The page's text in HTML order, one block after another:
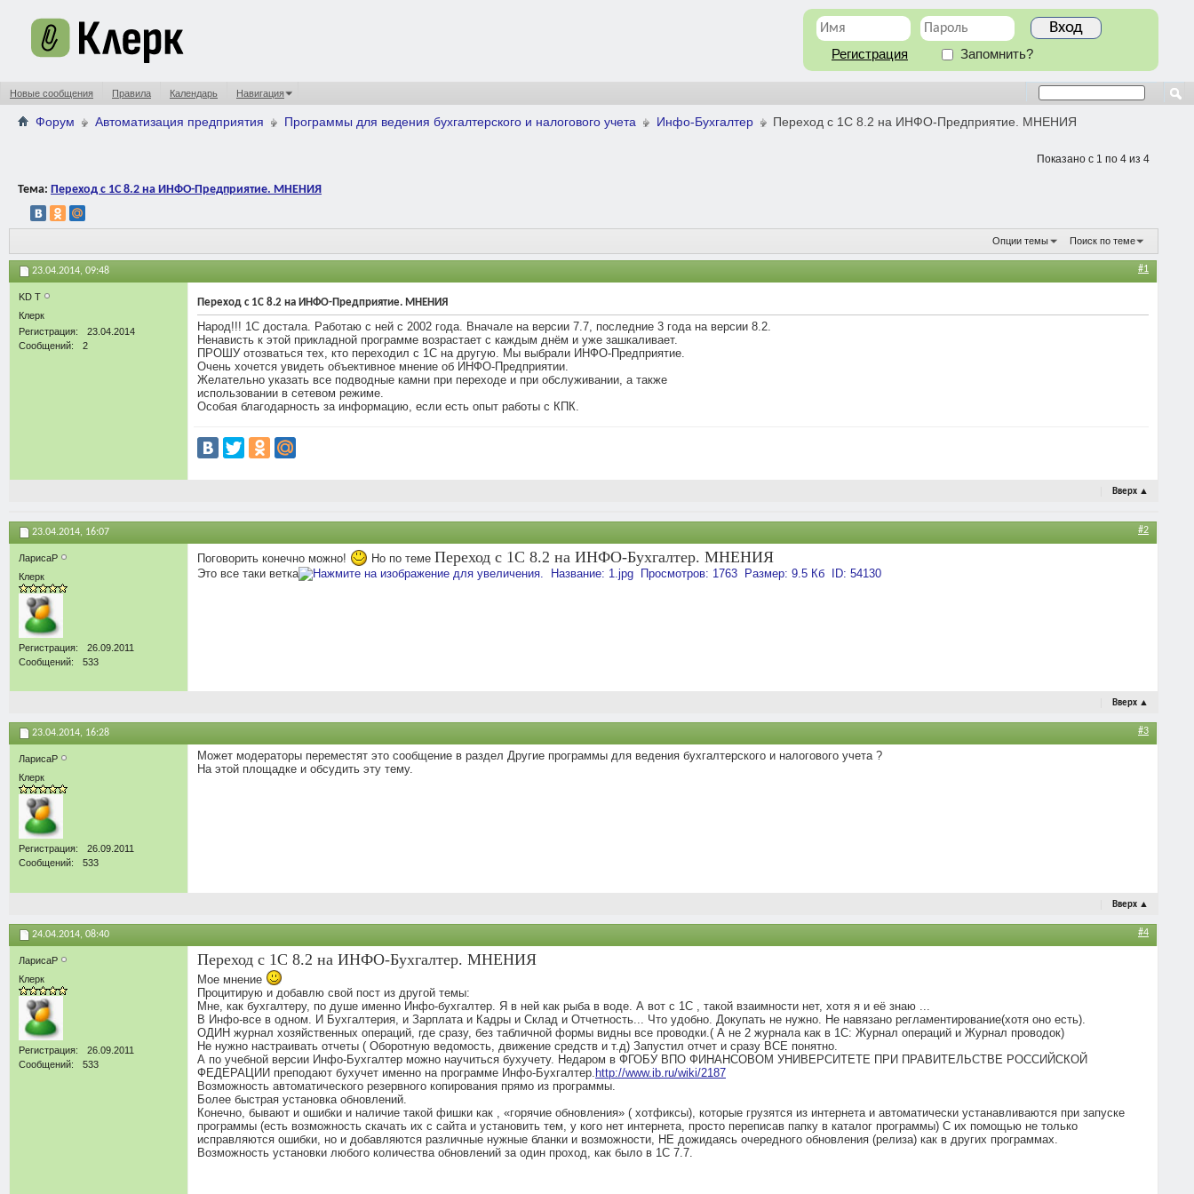
Регистрация Запомнить?
Новые сообщения Правила Календарь Навигация
Форум Автоматизация предприятия Программы для ведения бухгалтерского и налогового учета Инфо-Бухгалтер Переход с 1С 8.2 на ИНФО-Предприятие. МНЕНИЯ
Показано с 1 по 4 из 4
Тема: Переход с 1С 8.2 на ИНФО-Предприятие. МНЕНИЯ
Опции темы Поиск по теме
23.04.2014, 09:48 #1
KD T
Клерк
Регистрация
23.04.2014
Сообщений
2
Переход с 1С 8.2 на ИНФО-Предприятие. МНЕНИЯ
Народ!!! 1С достала. Работаю с ней с 2002 года. Вначале на версии 7.7, последние 3 года на версии 8.2.
Ненависть к этой прикладной программе возрастает с каждым днём и уже зашкаливает.
ПРОШУ отозваться тех, кто переходил с 1С на другую. Мы выбрали ИНФО-Предприятие.
Очень хочется увидеть объективное мнение об ИНФО-Предприятии.
Желательно указать все подводные камни при переходе и при обслуживании, а также
использовании в сетевом режиме.
Особая благодарность за информацию, если есть опыт работы с КПК.
Вверх ▲
23.04.2014, 16:07 #2
ЛарисаР
Клерк
Регистрация
26.09.2011
Сообщений
533
Поговорить конечно можно! Но по теме Переход с 1С 8.2 на ИНФО-Бухгалтер. МНЕНИЯ
Это все таки ветка
Вверх ▲
23.04.2014, 16:28 #3
ЛарисаР
Клерк
Регистрация
26.09.2011
Сообщений
533
Может модераторы переместят это сообщение в раздел Другие программы для ведения бухгалтерского и налогового учета ?
На этой площадке и обсудить эту тему.
Вверх ▲
24.04.2014, 08:40 #4
ЛарисаР
Клерк
Регистрация
26.09.2011
Сообщений
533
Переход с 1С 8.2 на ИНФО-Бухгалтер. МНЕНИЯ
Мое мнение
Процитирую и добавлю свой пост из другой темы:
Мне, как бухгалтеру, по душе именно Инфо-бухгалтер. Я в ней как рыба в воде. А вот с 1С , такой взаимности нет, хотя я и её знаю ...
В Инфо-все в одном. И Бухгалтерия, и Зарплата и Кадры и Склад и Отчетность... Что удобно. Докупать не нужно. Не навязано регламентирование(хотя оно есть).
ОДИН журнал хозяйственных операций, где сразу, без табличной формы видны все проводки.( А не 2 журнала как в 1С: Журнал операций и Журнал проводок)
Не нужно настраивать отчеты ( Оборотную ведомость, движение средств и т.д) Запустил отчет и сразу ВСЕ понятно.
А по учебной версии Инфо-Бухгалтер можно научиться бухучету. Недаром в ФГОБУ ВПО ФИНАНСОВОМ УНИВЕРСИТЕТЕ ПРИ ПРАВИТЕЛЬСТВЕ РОССИЙСКОЙ
ФЕДЕРАЦИИ преподают бухучет именно на программе Инфо-Бухгалтер. http://www.ib.ru/wiki/2187
Возможность автоматического резервного копирования прямо из программы.
Более быстрая установка обновлений.
Конечно, бывают и ошибки и наличие такой фишки как , «горячие обновления» ( хотфиксы), которые грузятся из интернета и автоматически устанавливаются при запуске
программы (есть возможность скачать их с сайта и установить тем, у кого нет интернета, просто переписав папку в каталог программы) С их помощью не только
исправляются ошибки, но и добавляются различные нужные бланки и возможности, НЕ дожидаясь очередного обновления (релиза) как в других программах.
Возможность установки любого количества обновлений за один проход, как было в 1С 7.7.